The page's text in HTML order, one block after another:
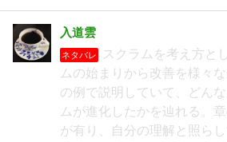
入道雲
ネタバレ
スクラムを考え方と
ムの始まりから改善を様々
の例で説明していて、どん
ムが進化したかを辿れる。
が有り、自分の理解と照ら